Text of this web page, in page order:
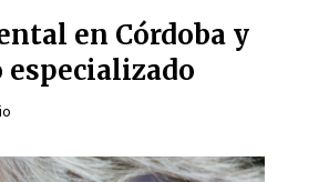
en Córdoba y
especializado